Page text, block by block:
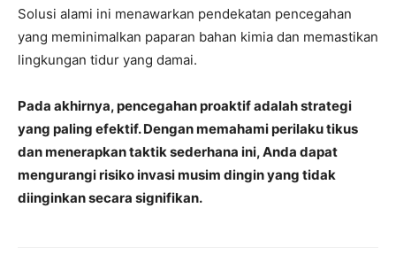
Solusi alami ini menawarkan pendekatan pencegahan
yang meminimalkan paparan bahan kimia dan memastikan
lingkungan tidur yang damai.
Pada akhirnya, pencegahan proaktif adalah strategi
yang paling efektif. Dengan memahami perilaku tikus
dan menerapkan taktik sederhana ini, Anda dapat
mengurangi risiko invasi musim dingin yang tidak
diinginkan secara signifikan.